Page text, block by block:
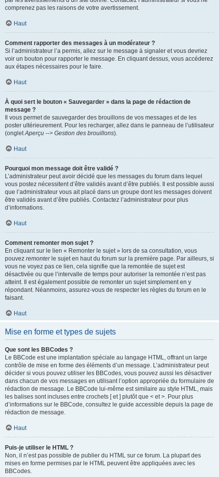
comprenez pas les raisons de votre avertissement.
Haut
Comment rapporter des messages à un modérateur ?
Si l’administrateur l’a permis, allez sur le message à signaler et vous devriez
voir un bouton pour rapporter le message. En cliquant dessus, vous accéderez
aux étapes nécessaires pour le faire.
Haut
À quoi sert le bouton « Sauvegarder » dans la page de rédaction de
message ?
Il vous permet de sauvegarder des brouillons de vos messages et de les
poster ultérieurement. Pour les recharger, allez dans le panneau de l’utilisateur
(ongletAperçu --> Gestion des brouillons).
Haut
Pourquoi mon message doit être validé ?
L’administrateur peut avoir décidé que les messages du forum dans lequel
vous postez nécessitent d’être validés avant d’être publiés. Il est possible aussi
que l’administrateur vous ait placé dans un groupe dont les messages doivent
être validés avant d’être publiés. Contactez l’administrateur pour plus
d’informations.
Haut
Comment remonter mon sujet ?
En cliquant sur le lien « Remonter le sujet » lors de sa consultation, vous
pouvez remonterle sujet en haut du forum sur la première page. Par ailleurs, si
vous ne voyez pas ce lien, cela signifie que la remontée de sujet est
désactivée ou que l’intervalle de temps pour autoriser la remontée n’est pas
atteint. Il est également possible de remonter un sujet simplement en y
répondant. Néanmoins, assurez-vous de respecter les règles du forum en le
faisant.
Haut
Mise en forme et types de sujets
Que sont les BBCodes ?
Le BBCode est une implantation spéciale au langage HTML, offrant un large
contrôle de mise en forme des éléments d’un message. L’administrateur peut
décider si vous pouvez utiliser les BBCodes, vous pouvez aussi les désactiver
dans chacun de vos messages en utilisant l’option appropriée du formulaire de
rédaction de message. Le BBCode lui-même est similaire au style HTML, mais
les balises sont incluses entre crochets [ et ] plutôt que < et >. Pour plus
d’informations sur le BBCode, consultez le guide accessible depuis la page de
rédaction de message.
Haut
Puis-je utiliser le HTML ?
Non, il n’est pas possible de publier du HTML sur ce forum. La plupart des
mises en forme permises par le HTML peuvent être appliquées avec les
BBCodes.